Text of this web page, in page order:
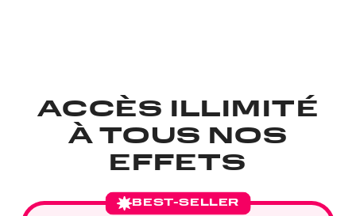
ACCÈS ILLIMITÉ
À TOUS NOS
EFFETS
BEST-SELLER